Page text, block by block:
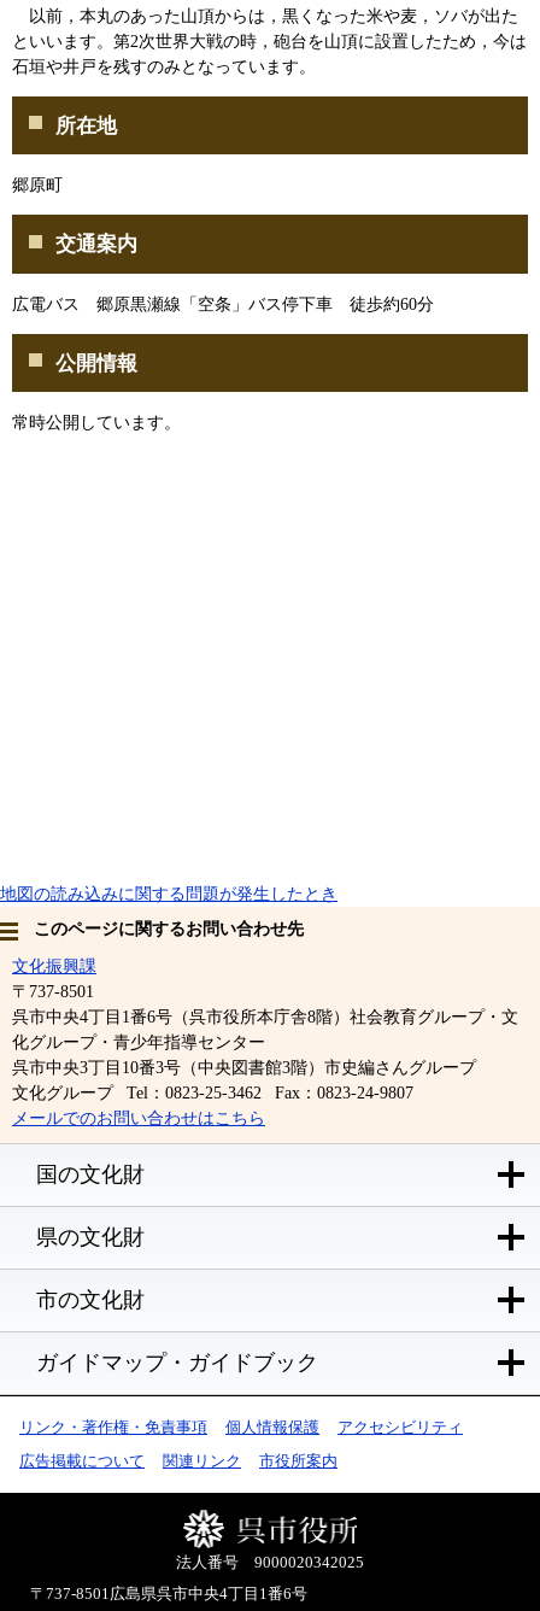
以前，本丸のあった山頂からは，黒くなった米や麦，ソバが出た
といいます。第2次世界大戦の時，砲台を山頂に設置したため，今は
石垣や井戸を残すのみとなっています。
所在地
郷原町
交通案内
広電バス 郷原黒瀬線「空条」バス停下車 徒歩約60分
公開情報
常時公開しています。
地図の読み込みに関する問題が発生したとき
このページに関するお問い合わせ先
文化振興課
〒737-8501
呉市中央4丁目1番6号（呉市役所本庁舎8階）社会教育グループ・文
化グループ・青少年指導センター
呉市中央3丁目10番3号（中央図書館3階）市史編さんグループ
文化グループ
Tel：0823-25-3462
Fax：0823-24-9807
メールでのお問い合わせはこちら
国の文化財
県の文化財
市の文化財
ガイドマップ・ガイドブック
リンク・著作権・免責事項 個人情報保護
アクセシビリティ
広告掲載について
関連リンク 市役所案内
法人番号 9000020342025
〒737-8501 広島県呉市中央4丁目1番6号